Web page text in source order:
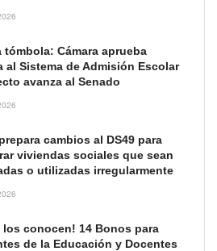
tómbola: Cámara aprueba
al Sistema de Admisión Escolar
avanza al Senado
cambios al DS49 para
viviendas sociales que sean
o utilizadas irregularmente
los conocen! 14 Bonos para
de la Educación y Docentes